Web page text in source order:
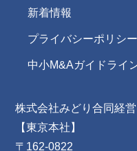
新着情報
プライバシーポリシー
中小M&Aガイドライ
株式会社みどり合同経営
【東京本社】
〒162-0822